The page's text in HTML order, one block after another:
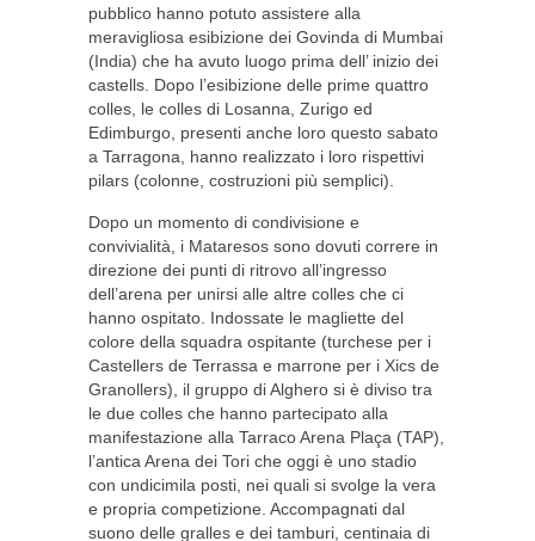
pubblico hanno potuto assistere alla
meravigliosa esibizione dei Govinda di Mumbai
(India) che ha avuto luogo prima dell’ inizio dei
castells. Dopo l’esibizione delle prime quattro
colles, le colles di Losanna, Zurigo ed
Edimburgo, presenti anche loro questo sabato
a Tarragona, hanno realizzato i loro rispettivi
pilars (colonne, costruzioni più semplici).
Dopo un momento di condivisione e
convivialità, i Mataresos sono dovuti correre in
direzione dei punti di ritrovo all’ingresso
dell’arena per unirsi alle altre colles che ci
hanno ospitato. Indossate le magliette del
colore della squadra ospitante (turchese per i
Castellers de Terrassa e marrone per i Xics de
Granollers), il gruppo di Alghero si è diviso tra
le due colles che hanno partecipato alla
manifestazione alla Tarraco Arena Plaça (TAP),
l’antica Arena dei Tori che oggi è uno stadio
con undicimila posti, nei quali si svolge la vera
e propria competizione. Accompagnati dal
suono delle gralles e dei tamburi, centinaia di